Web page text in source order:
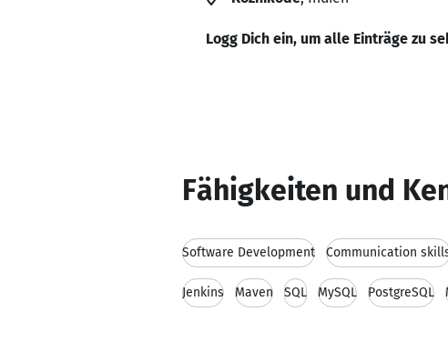
Logg Dich ein, um alle Einträge zu
Fähigkeiten und
Software Development Communication
Jenkins Maven SQL MySQL PostgreSQL